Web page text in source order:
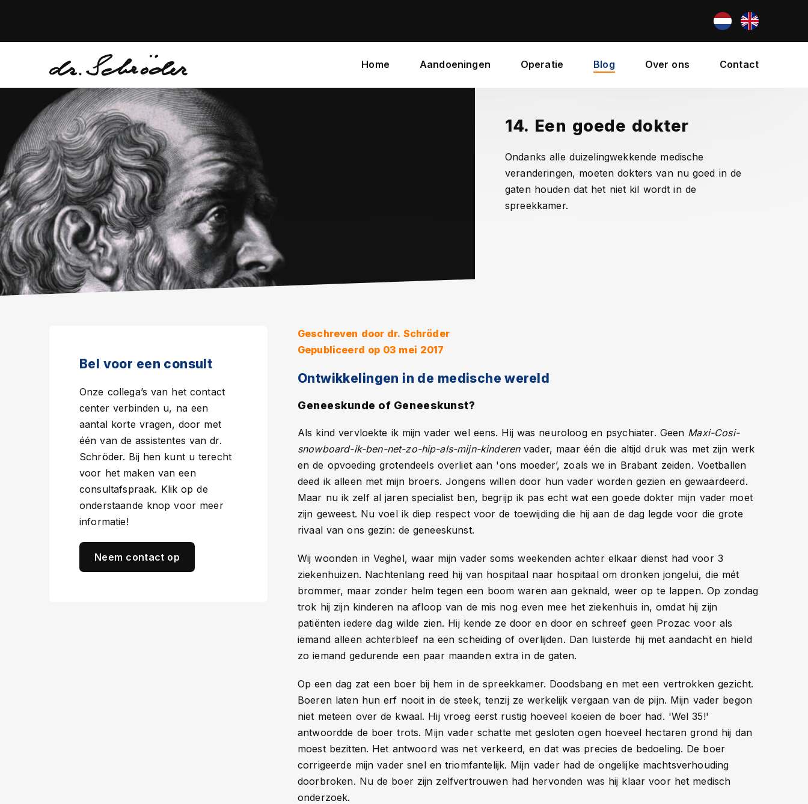
Home Aandoeningen Operatie Blog Over ons Contact
14. Een goede dokter
Ondanks alle duizelingwekkende medische
veranderingen, moeten dokters van nu goed in de
gaten houden dat het niet kil wordt in de
spreekkamer.
Bel voor een consult
Onze collega’s van het contact
center verbinden u, na een
aantal korte vragen, door met
één van de assistentes van dr.
Schröder. Bij hen kunt u terecht
voor het maken van een
consultafspraak. Klik op de
onderstaande knop voor meer
informatie!
Neem contact op
Geschreven door dr. Schröder
Gepubliceerd op 03 mei 2017
Ontwikkelingen in de medische wereld
Geneeskunde of Geneeskunst?
Als kind vervloekte ik mijn vader wel eens. Hij was neuroloog en psychiater. Geen Maxi-Cosi-
snowboard-ik-ben-net-zo-hip-als-mijn-kinderenvader, maar één die altijd druk was met zijn werk
en de opvoeding grotendeels overliet aan 'ons moeder’, zoals we in Brabant zeiden. Voetballen
deed ik alleen met mijn broers. Jongens willen door hun vader worden gezien en gewaardeerd.
Maar nu ik zelf al jaren specialist ben, begrijp ik pas echt wat een goede dokter mijn vader moet
zijn geweest. Nu voel ik diep respect voor de toewijding die hij aan de dag legde voor die grote
rivaal van ons gezin: de geneeskunst.
Wij woonden in Veghel, waar mijn vader soms weekenden achter elkaar dienst had voor 3
ziekenhuizen. Nachtenlang reed hij van hospitaal naar hospitaal om dronken jongelui, die mét
brommer, maar zonder helm tegen een boom waren aan geknald, weer op te lappen. Op zondag
trok hij zijn kinderen na afloop van de mis nog even mee het ziekenhuis in, omdat hij zijn
patiënten iedere dag wilde zien. Hij kende ze door en door en schreef geen Prozac voor als
iemand alleen achterbleef na een scheiding of overlijden. Dan luisterde hij met aandacht en hield
zo iemand gedurende een paar maanden extra in de gaten.
Op een dag zat een boer bij hem in de spreekkamer. Doodsbang en met een vertrokken gezicht.
Boeren laten hun erf nooit in de steek, tenzij ze werkelijk vergaan van de pijn. Mijn vader begon
niet meteen over de kwaal. Hij vroeg eerst rustig hoeveel koeien de boer had. 'Wel 35!'
antwoordde de boer trots. Mijn vader schatte met gesloten ogen hoeveel hectaren grond hij dan
moest bezitten. Het antwoord was net verkeerd, en dat was precies de bedoeling. De boer
corrigeerde mijn vader snel en triomfantelijk. Mijn vader had de ongelijke machtsverhouding
doorbroken. Nu de boer zijn zelfvertrouwen had hervonden was hij klaar voor het medisch
onderzoek.